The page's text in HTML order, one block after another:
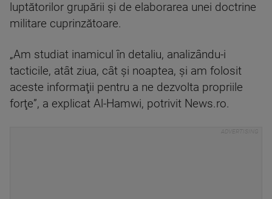
luptătorilor grupării şi de elaborarea unei doctrine
militare cuprinzătoare.
„Am studiat inamicul în detaliu, analizându-i
tacticile, atât ziua, cât şi noaptea, şi am folosit
aceste informaţii pentru a ne dezvolta propriile
forţe”, a explicat Al-Hamwi, potrivit News.ro.